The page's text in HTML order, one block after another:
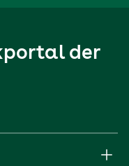
der